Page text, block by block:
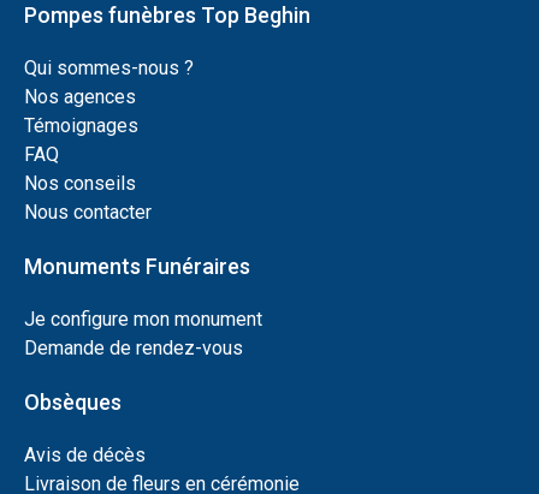
Pompes funèbres Top Beghin
Qui sommes-nous ?
Nos agences
Témoignages
FAQ
Nos conseils
Nous contacter
Monuments Funéraires
Je configure mon monument
Demande de rendez-vous
Obsèques
Avis de décès
Livraison de fleurs en cérémonie